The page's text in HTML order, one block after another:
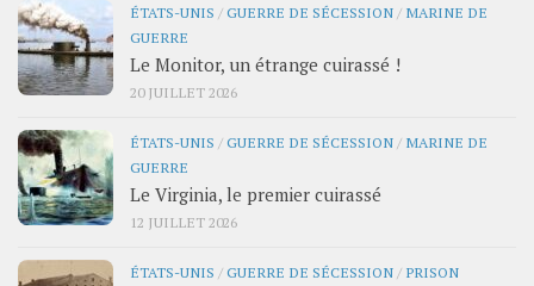
ÉTATS-UNIS /GUERRE DE SÉCESSION / MARINE DE
GUERRE
Le Monitor, un étrange cuirassé !
20 JUILLET 2026
ÉTATS-UNIS /GUERRE DE SÉCESSION / MARINE DE
GUERRE
Le Virginia, le premier cuirassé
12 JUILLET 2026
ÉTATS-UNIS /GUERRE DE SÉCESSION / PRISON